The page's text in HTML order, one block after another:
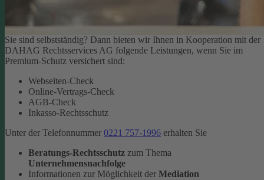
Sie sind selbstständig? Dann bieten wir Ihnen in Kooperation mit der
DAHAG Rechtsservices AG folgende Leistungen, wenn Sie im
Premium-Schutz versichert sind:
Webseiten-Check
Online-Vertrags-Check
AGB-Check
Inkasso-Rechtsschutz
Unter der Telefonnummer 0221 757-1996 erhalten Sie
Beratungs-Rechtsschutz zum Thema
Unternehmensnachfolge
Informationen zur Möglichkeit der Mediation